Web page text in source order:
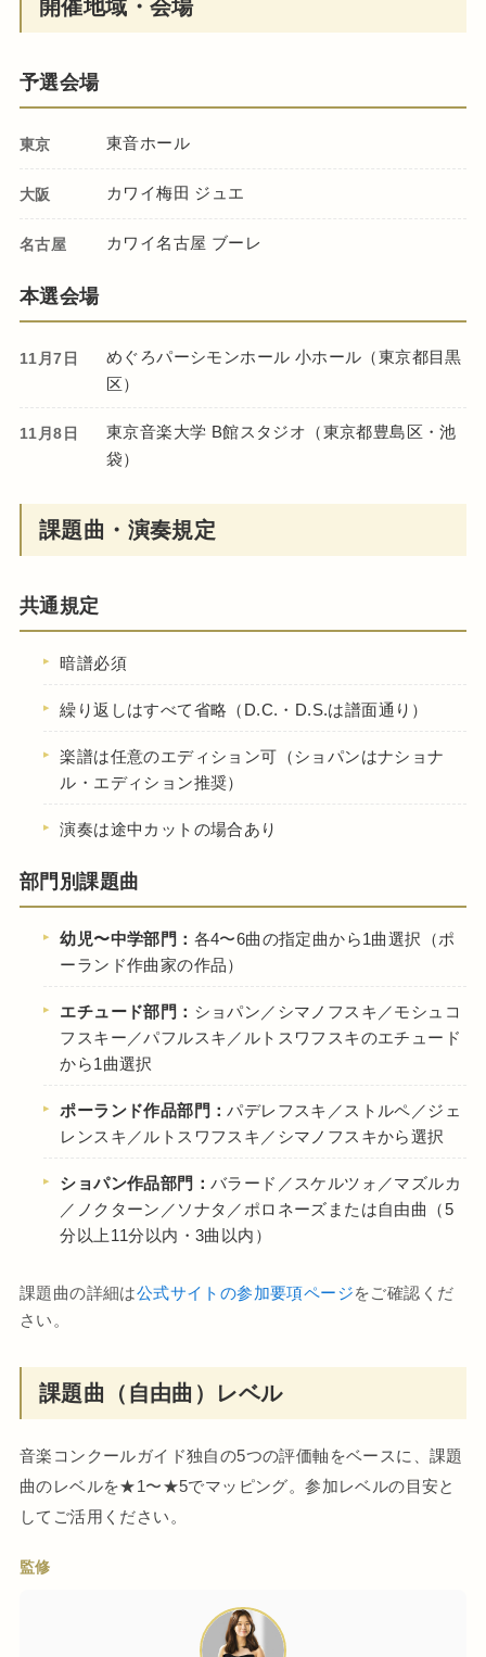
開催地域・会場
予選会場
東京 東音ホール
大阪 カワイ梅田 ジュエ
名古屋 カワイ名古屋 ブーレ
本選会場
11月7日
めぐろパーシモンホール 小ホール（東京都目黒
区）
11月8日
東京音楽大学 B館スタジオ（東京都豊島区・池
袋）
課題曲・演奏規定
共通規定
暗譜必須
繰り返しはすべて省略（D.C.・D.S.は譜面通り）
楽譜は任意のエディション可（ショパンはナショナ
ル・エディション推奨）
演奏は途中カットの場合あり
部門別課題曲
幼児〜中学部門： 各4〜6曲の指定曲から1曲選択（ポ
ーランド作曲家の作品）
エチュード部門： ショパン／シマノフスキ／モシュコ
フスキー／パフルスキ／ルトスワフスキのエチュード
から1曲選択
ポーランド作品部門：パデレフスキ／ストルペ／ジェ
レンスキ／ルトスワフスキ／シマノフスキから選択
ショパン作品部門：バラード／スケルツォ／マズルカ
／ノクターン／ソナタ／ポロネーズまたは自由曲（5
分以上11分以内・3曲以内）
課題曲の詳細は公式サイトの参加要項ページをご確認くだ
さい。
課題曲（自由曲）レベル
音楽コンクールガイド独自の5つの評価軸をベースに、課題
曲のレベルを★1〜★5でマッピング。参加レベルの目安と
してご活用ください。
監修